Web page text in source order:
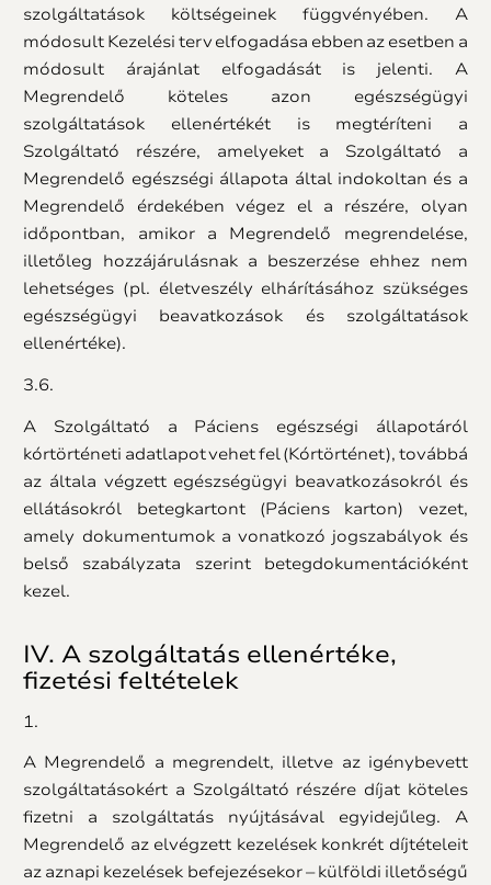
szolgáltatások költségeinek függvényében. A
módosult Kezelési terv elfogadása ebben az esetben a
módosult árajánlat elfogadását is jelenti. A
Megrendelő köteles azon egészségügyi
szolgáltatások ellenértékét is megtéríteni a
Szolgáltató részére, amelyeket a Szolgáltató a
Megrendelő egészségi állapota által indokoltan és a
Megrendelő érdekében végez el a részére, olyan
időpontban, amikor a Megrendelő megrendelése,
illetőleg hozzájárulásnak a beszerzése ehhez nem
lehetséges (pl. életveszély elhárításához szükséges
egészségügyi beavatkozások és szolgáltatások
ellenértéke).
3.6.
A Szolgáltató a Páciens egészségi állapotáról
kórtörténeti adatlapot vehet fel (Kórtörténet), továbbá
az általa végzett egészségügyi beavatkozásokról és
ellátásokról betegkartont (Páciens karton) vezet,
amely dokumentumok a vonatkozó jogszabályok és
belső szabályzata szerint betegdokumentációként
kezel.
IV. A szolgáltatás ellenértéke,
fizetési feltételek
1.
A Megrendelő a megrendelt, illetve az igénybevett
szolgáltatásokért a Szolgáltató részére díjat köteles
fizetni a szolgáltatás nyújtásával egyidejűleg. A
Megrendelő az elvégzett kezelések konkrét díjtételeit
az aznapi kezelések befejezésekor – külföldi illetőségű